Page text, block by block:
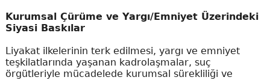
Kurumsal Çürüme ve Yargı/Emniyet Üzerindeki
Siyasi Baskılar
Liyakat ilkelerinin terk edilmesi, yargı ve emniyet
teşkilatlarında yaşanan kadrolaşmalar, suç
örgütleriyle mücadelede kurumsal sürekliliği ve